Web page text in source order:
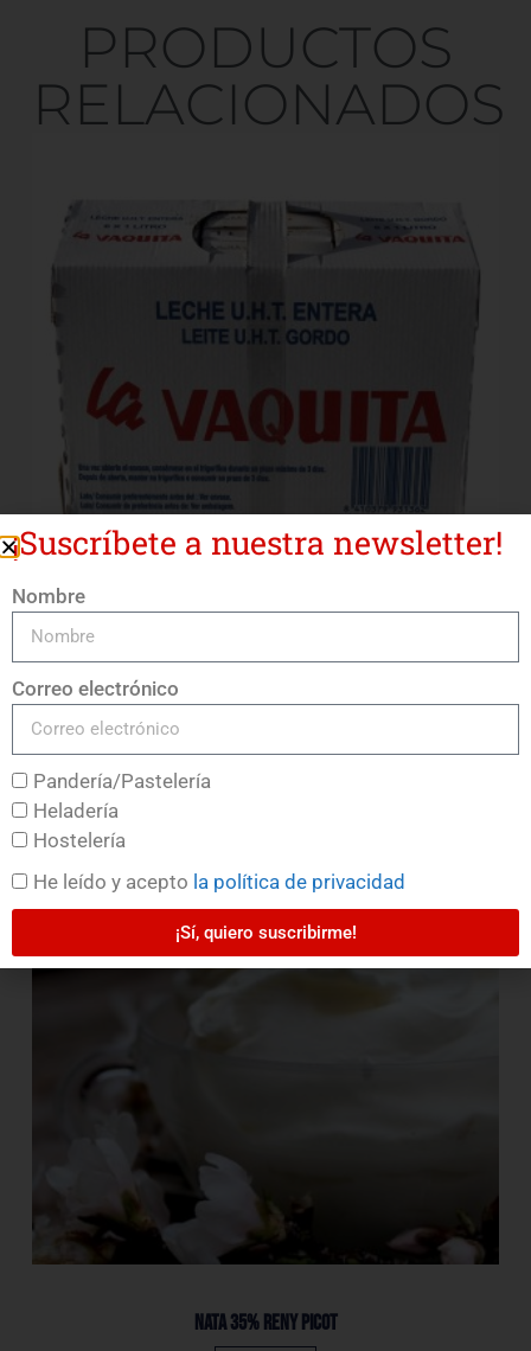
PRODUCTOS
RELACIONADOS
Leche Semidesnatada Sin Lactosa La Vaquita
Nata 35% Reny Picot
¡Suscríbete a nuestra newsletter!
Nombre
Correo electrónico
Pandería/Pastelería
Heladería
Hostelería
He leído y acepto la política de privacidad
¡Sí, quiero suscribirme!